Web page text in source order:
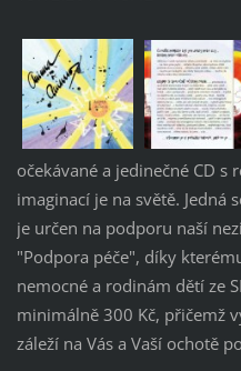
očekávané a jedinečné CD
imaginací je na světě. Jedná
je určen na podporu naší
"Podpora péče", díky
nemocné a rodinám dětí ze
minimálně 300 Kč, přičemž
záleží na Vás a Vaší ochotě